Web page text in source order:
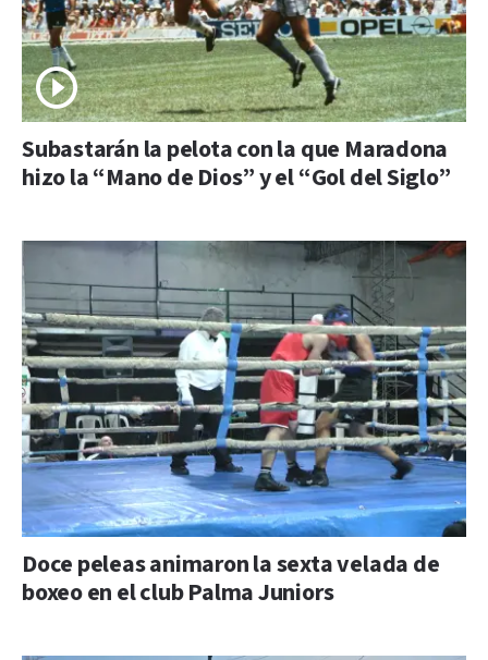
Subastarán la pelota con la que Maradona
hizo la “Mano de Dios” y el “Gol del Siglo”
Doce peleas animaron la sexta velada de
boxeo en el club Palma Juniors